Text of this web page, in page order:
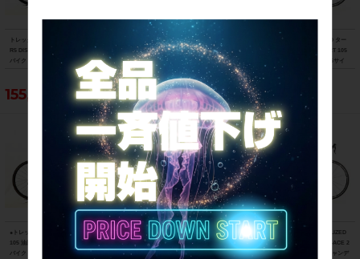
トレック TREK エモンダ EMONDA AL
R5 DISC 105 油圧DISC 2021年 ロード
バイク 47サイズ スレート トゥ トレッ
155,188円
ビアンキ BIANCHI フェニーチェ スポ
ーツ FENICE SPORT Tiagra 2017年
ロードバイク 50サイズ ホワイト
103,400円
スペシャライズド SPECIALIZED ター
マック スポーツ TARMAC SPORT 105
2018年 カーボンロードバイク 56サイ
ズ サガン スーパースター
121,000円
●トレック TREK マドン MADONE SL6
105 油圧DISC 2021年 カーボンロード
バイク 52サイズ リチウムグレー/トレ
フェルト FELT F5 105 2013年 カーボ
ンロードバイク 58サイズ ブラック
美品 スペシャライズド SPECIALIZED
S-WORKS TARMAC SL5 DURA-ACE 2
015 カーボン 54サイズ グロスキャンデ